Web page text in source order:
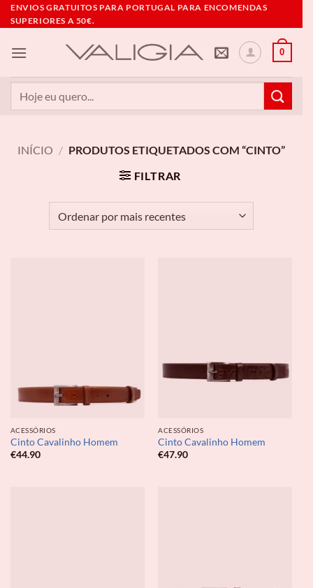
Skip
to
ENVIOS GRATUITOS PARA PORTUGAL PARA ENCOMENDAS
SUPERIORES A 50€.
0
INÍCIO / PRODUTOS ETIQUETADOS COM “CINTO”
FILTRAR
ACESSÓRIOS
Cinto Cavalinho Homem
€44.90
ACESSÓRIOS
Cinto Cavalinho Homem
€47.90